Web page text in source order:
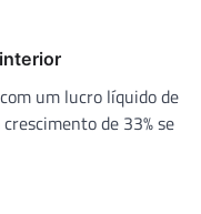
um lucro líquido de
de 33% se